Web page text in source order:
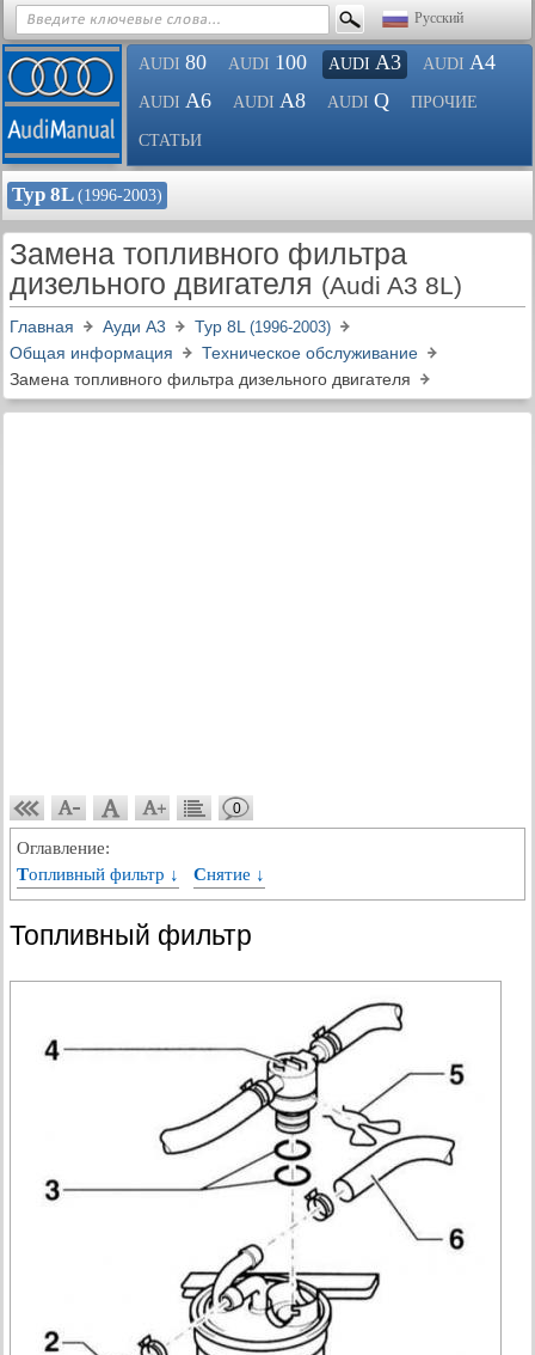
Русский
AUDI 80 AUDI 100 AUDI A3 AUDI A4
AUDI A6 AUDI A8 AUDI Q ПРОЧИЕ
СТАТЬИ
Typ 8L (1996-2003)
Замена топливного фильтра
дизельного двигателя (Audi A3 8L)
Главная Ауди A3 Typ 8L (1996-2003)
Общая информация
Техническое обслуживание
Замена топливного фильтра дизельного двигателя
0
Оглавление:
Топливный фильтр ↓
Снятие ↓
Топливный фильтр